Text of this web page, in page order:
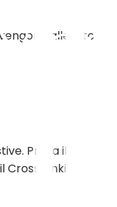
allestite
Prima il
linking